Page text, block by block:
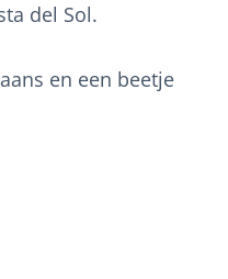
del Sol.
en een beetje